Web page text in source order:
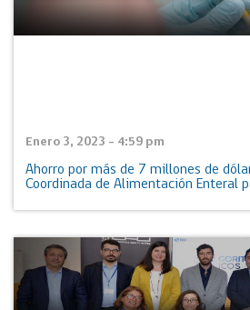
Enero 3, 2023 - 4:59 pm
Ahorro por más de 7 millones de
Coordinada de Alimentación Enteral